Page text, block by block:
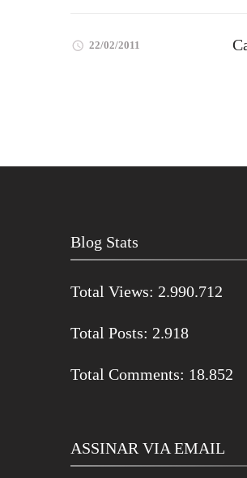
22/02/2011
Blog Stats
Total Views: 2.990.712
Total Posts: 2.918
Total Comments: 18.852
ASSINAR VIA EMAIL